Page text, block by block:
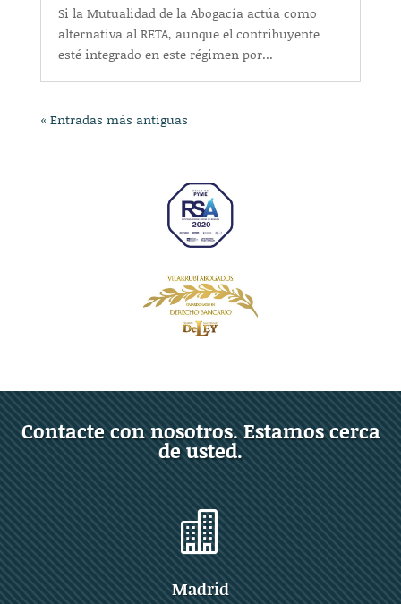
Si la Mutualidad de la Abogacía actúa como
alternativa al RETA, aunque el contribuyente
esté integrado en este régimen por...
« Entradas más antiguas
Contacte con nosotros. Estamos cerca
de usted.

Madrid